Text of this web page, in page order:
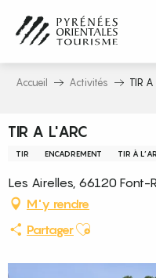
contenu
principal
Accueil Activités TIR A
TIR A L'ARC
TIR ENCADREMENT TIR À
Les Airelles, 66120
M'y rendre
PartagerAjouter aux